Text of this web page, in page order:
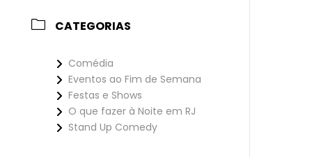
CATEGORIAS
Comédia
Eventos ao Fim de Semana
Festas e Shows
O que fazer à Noite em RJ
Stand Up Comedy